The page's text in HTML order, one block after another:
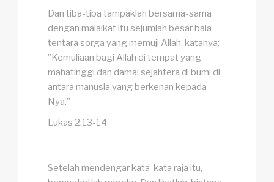
Dan tiba-tiba tampaklah bersama-sama
dengan malaikat itu sejumlah besar bala
tentara sorga yang memuji Allah, katanya:
”Kemuliaan bagi Allah di tempat yang
mahatinggi dan damai sejahtera di bumi di
antara manusia yang berkenan kepada-
Nya.”
Lukas 2:13-14
Setelah mendengar kata-kata raja itu,